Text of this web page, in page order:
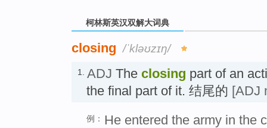
柯林斯英汉双解大词典
closing /ˈkləʊzɪŋ/
1. ADJ The closing part of an
the final part of it. 结尾的 [ADJ
例： He entered the army in the